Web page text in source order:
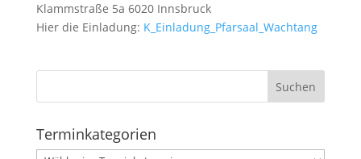
Klammstraße 5a 6020 Innsbruck
Hier die Einladung: K_Einladung_Pfarsaal_Wachtang
Terminkategorien